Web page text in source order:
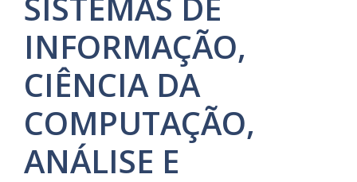
INFORMAÇÃO,
CIÊNCIA DA
COMPUTAÇÃO,
ANÁLISE E